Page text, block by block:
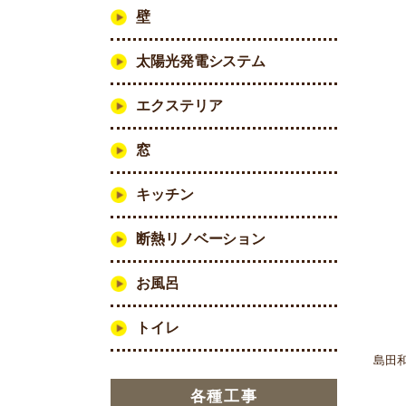
島田
壁
太陽光発電システム
エクステリア
窓
キッチン
断熱リノベーション
お風呂
トイレ
各種工事